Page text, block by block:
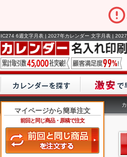
IC274 6週文字月表 | 2027年カレンダー 文字月表 |
マイページから簡単注文
前回と同じ商品・原稿で注文